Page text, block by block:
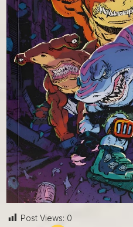
Post Views: 0